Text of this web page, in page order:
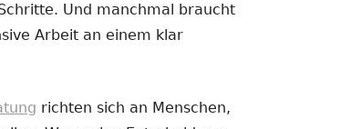
Und manchmal braucht
Arbeit an einem klar
richten sich an Menschen,